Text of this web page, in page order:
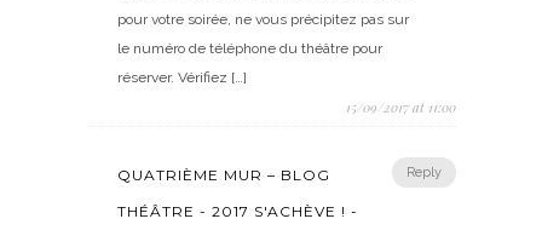
pour votre soirée, ne vous précipitez pas sur
le numéro de téléphone du théâtre pour
réserver. Vérifiez […]
15/09/2017 at 11:00
Reply
QUATRIÈME MUR – BLOG
THÉÂTRE - 2017 S'ACHÈVE ! -